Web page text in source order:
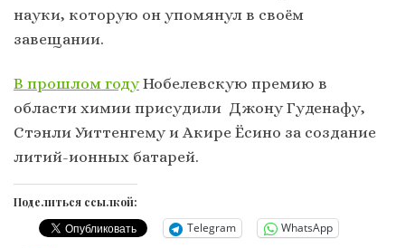
науки, которую он упомянул в своём
завещании.
В прошлом годуНобелевскую премию в
области химии присудили Джону Гуденафу,
Стэнли Уиттенгему и Акире Ёсино за создание
литий-ионных батарей.
Поделиться ссылкой:
Telegram WhatsApp